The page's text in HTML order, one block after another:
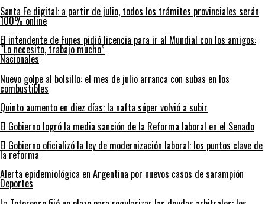
Santa Fe digital: a partir de julio, todos los trámites provinciales serán
100% online
El intendente de Funes pidió licencia para ir al Mundial con los amigos:
“Lo necesito, trabajo mucho”
Nacionales
Nuevo golpe al bolsillo: el mes de julio arranca con subas en los
combustibles
Quinto aumento en diez días: la nafta súper volvió a subir
El Gobierno logró la media sanción de la Reforma laboral en el Senado
El Gobierno oficializó la ley de modernización laboral: los puntos clave de
la reforma
Alerta epidemiológica en Argentina por nuevos casos de sarampión
Deportes